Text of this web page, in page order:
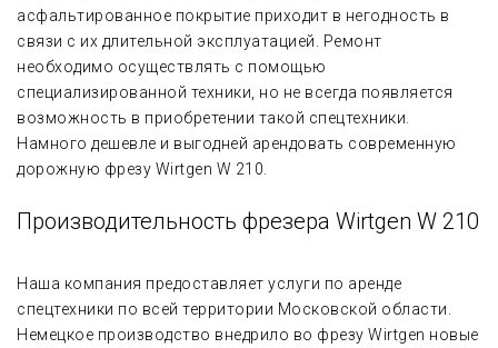
асфальтированное покрытие приходит в негодность в
связи с их длительной эксплуатацией. Ремонт
необходимо осуществлять с помощью
специализированной техники, но не всегда появляется
возможность в приобретении такой спецтехники.
Намного дешевле и выгодней арендовать современную
дорожную фрезу Wirtgen W 210.
Производительность фрезера Wirtgen W 210
Наша компания предоставляет услуги по аренде
спецтехники по всей территории Московской области.
Немецкое производство внедрило во фрезу Wirtgen новые